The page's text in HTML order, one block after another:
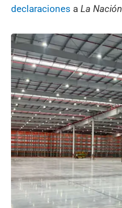
declaraciones aLa Nación